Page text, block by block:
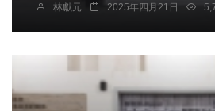
林獻元 2025年四月21日